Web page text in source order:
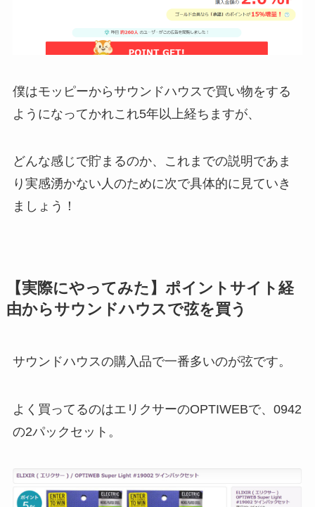
僕はモッピーからサウンドハウスで買い物をする
ようになってかれこれ5年以上経ちますが、
どんな感じで貯まるのか、これまでの説明であま
り実感湧かない人のために次で具体的に見ていき
ましょう！
【実際にやってみた】ポイントサイト経
由からサウンドハウスで弦を買う
サウンドハウスの購入品で一番多いのが弦です。
よく買ってるのはエリクサーのOPTIWEBで、0942
の2パックセット。